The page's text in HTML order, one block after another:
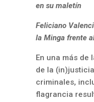
en su maletín
Feliciano
la Minga frente
En una más de
de la
criminales,
flagrancia